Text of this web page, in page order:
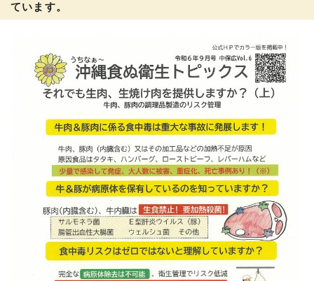
ています。